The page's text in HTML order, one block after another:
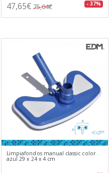
47,65€ 75,04€ - 37%
Limpiafondos manual classic color
azul 29 x 24 x 4 cm